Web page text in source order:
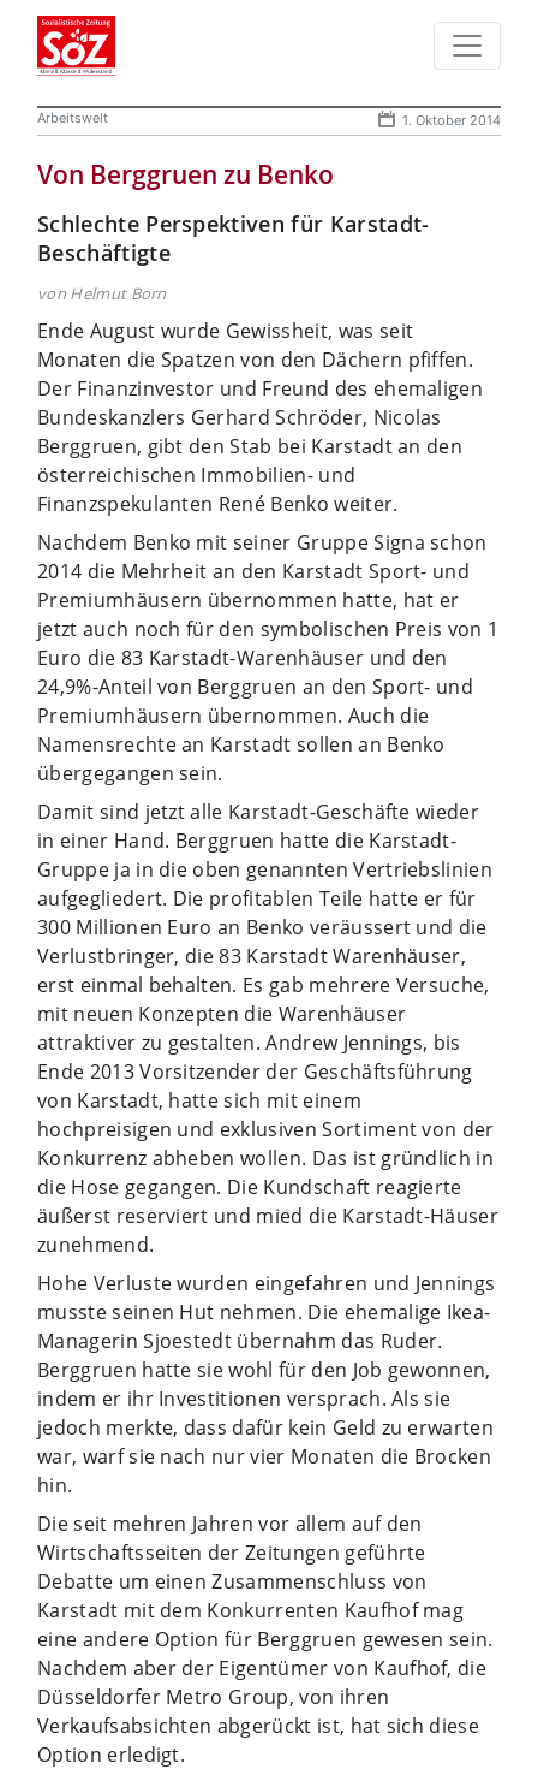
Arbeitswelt 1. Oktober 2014
Von Berggruen zu Benko
Schlechte Perspektiven für Karstadt-
Beschäftigte
von Helmut Born
Ende August wurde Gewissheit, was seit
Monaten die Spatzen von den Dächern pfiffen.
Der Finanzinvestor und Freund des ehemaligen
Bundeskanzlers Gerhard Schröder, Nicolas
Berggruen, gibt den Stab bei Karstadt an den
österreichischen Immobilien- und
Finanzspekulanten René Benko weiter.
Nachdem Benko mit seiner Gruppe Signa schon
2014 die Mehrheit an den Karstadt Sport- und
Premiumhäusern übernommen hatte, hat er
jetzt auch noch für den symbolischen Preis von 1
Euro die 83 Karstadt-Warenhäuser und den
24,9%-Anteil von Berggruen an den Sport- und
Premiumhäusern übernommen. Auch die
Namensrechte an Karstadt sollen an Benko
übergegangen sein.
Damit sind jetzt alle Karstadt-Geschäfte wieder
in einer Hand. Berggruen hatte die Karstadt-
Gruppe ja in die oben genannten Vertriebslinien
aufgegliedert. Die profitablen Teile hatte er für
300 Millionen Euro an Benko veräussert und die
Verlustbringer, die 83 Karstadt Warenhäuser,
erst einmal behalten. Es gab mehrere Versuche,
mit neuen Konzepten die Warenhäuser
attraktiver zu gestalten. Andrew Jennings, bis
Ende 2013 Vorsitzender der Geschäftsführung
von Karstadt, hatte sich mit einem
hochpreisigen und exklusiven Sortiment von der
Konkurrenz abheben wollen. Das ist gründlich in
die Hose gegangen. Die Kundschaft reagierte
äußerst reserviert und mied die Karstadt-Häuser
zunehmend.
Hohe Verluste wurden eingefahren und Jennings
musste seinen Hut nehmen. Die ehemalige Ikea-
Managerin Sjoestedt übernahm das Ruder.
Berggruen hatte sie wohl für den Job gewonnen,
indem er ihr Investitionen versprach. Als sie
jedoch merkte, dass dafür kein Geld zu erwarten
war, warf sie nach nur vier Monaten die Brocken
hin.
Die seit mehren Jahren vor allem auf den
Wirtschaftsseiten der Zeitungen geführte
Debatte um einen Zusammenschluss von
Karstadt mit dem Konkurrenten Kaufhof mag
eine andere Option für Berggruen gewesen sein.
Nachdem aber der Eigentümer von Kaufhof, die
Düsseldorfer Metro Group, von ihren
Verkaufsabsichten abgerückt ist, hat sich diese
Option erledigt.